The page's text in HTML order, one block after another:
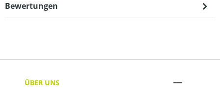
Bewertungen
ÜBER UNS